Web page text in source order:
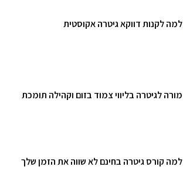
למה לקנות דווקא גיטרה אקוסטית
מורה לגיטרה בליווי צמוד בזום וקהילה תומכת
למה קורס גיטרה בחינם לא שווה את הזמן שלך